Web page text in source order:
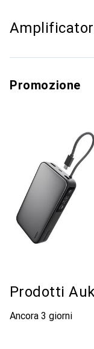
Promozione
Prodotti
Ancora 3 giorni